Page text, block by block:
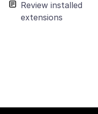
Review installed
extensions